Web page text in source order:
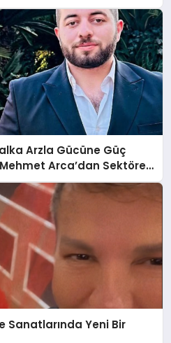
Arzla Gücüne Güç
Arca’dan Sektöre
Sanatlarında Yeni Bir